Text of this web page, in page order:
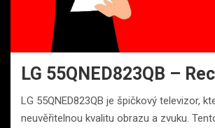
LG 55QNED823QB –
LG 55QNED823QB je špičkový televizor,
neuvěřitelnou kvalitu obrazu a zvuku.